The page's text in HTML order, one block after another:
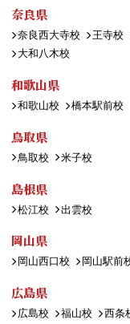
奈良県
奈良西大寺校 王寺校
大和八木校
和歌山県
和歌山校 橋本駅前校
鳥取県
鳥取校 米子校
島根県
松江校 出雲校
岡山県
岡山西口校 岡山駅前
広島県
広島校 福山校 西条